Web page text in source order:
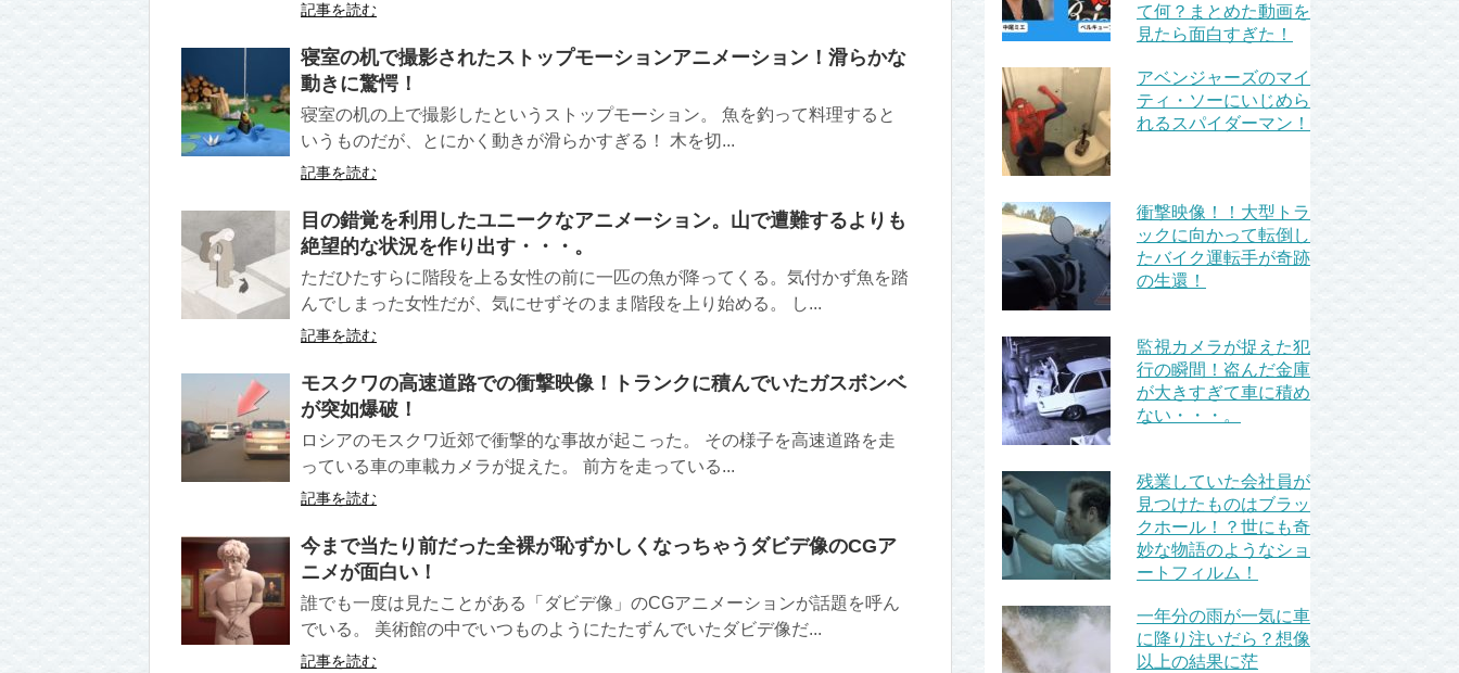
記事を読む
寝室の机で撮影されたストップモーションアニメーション！滑らかな
動きに驚愕！
寝室の机の上で撮影したというストップモーション。 魚を釣って料理すると
いうものだが、とにかく動きが滑らかすぎる！ 木を切...
記事を読む
目の錯覚を利用したユニークなアニメーション。山で遭難するよりも
絶望的な状況を作り出す・・・。
ただひたすらに階段を上る女性の前に一匹の魚が降ってくる。気付かず魚を踏
んでしまった女性だが、気にせずそのまま階段を上り始める。 し...
記事を読む
モスクワの高速道路での衝撃映像！トランクに積んでいたガスボンベ
が突如爆破！
ロシアのモスクワ近郊で衝撃的な事故が起こった。 その様子を高速道路を走
っている車の車載カメラが捉えた。 前方を走っている...
記事を読む
今まで当たり前だった全裸が恥ずかしくなっちゃうダビデ像のCGア
ニメが面白い！
誰でも一度は見たことがある「ダビデ像」のCGアニメーションが話題を呼ん
でいる。 美術館の中でいつものようにたたずんでいたダビデ像だ...
記事を読む
て何？まとめた動画を
見たら面白すぎた！
アベンジャーズのマイ
ティ・ソーにいじめら
れるスパイダーマン！
衝撃映像！！大型トラ
ックに向かって転倒し
たバイク運転手が奇跡
の生還！
監視カメラが捉えた犯
行の瞬間！盗んだ金庫
が大きすぎて車に積め
ない・・・。
残業していた会社員が
見つけたものはブラッ
クホール！？世にも奇
妙な物語のようなショ
ートフィルム！
一年分の雨が一気に車
に降り注いだら？想像
以上の結果に茫